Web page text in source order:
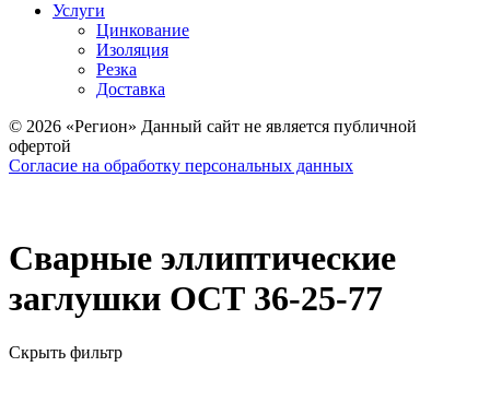
Услуги
Цинкование
Изоляция
Резка
Доставка
© 2026 «Регион» Данный сайт не является публичной
офертой
Согласие на обработку персональных данных
Сварные эллиптические
заглушки ОСТ 36-25-77
Скрыть фильтр